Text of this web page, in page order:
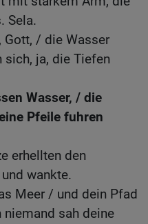
Sela.
Gott, / die Wasser
sich, ja, die Tiefen
Wasser, / die
Pfeile fuhren
erhellten den
wankte.
Meer / und dein Pfad
niemand sah deine